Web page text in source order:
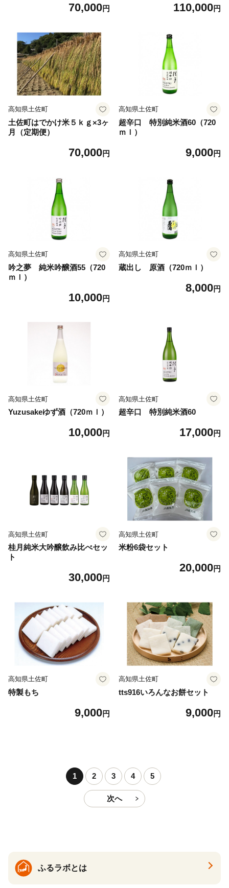
70,000円 110,000円
高知県土佐町
土佐町はでかけ米５ｋｇ×3ヶ
月（定期便）
70,000円
高知県土佐町
超辛口 特別純米酒60（720
ｍｌ）
9,000円
高知県土佐町
吟之夢 純米吟醸酒55（720
ｍｌ）
10,000円
高知県土佐町
蔵出し 原酒（720ｍｌ）
8,000円
高知県土佐町
Yuzusakeゆず酒（720ｍｌ）
10,000円
高知県土佐町
超辛口 特別純米酒60
17,000円
高知県土佐町
桂月純米大吟醸飲み比べセッ
ト
30,000円
高知県土佐町
米粉6袋セット
20,000円
高知県土佐町
特製もち
9,000円
高知県土佐町
tts916いろんなお餅セット
9,000円
1 2 3 4 5
次へ
ふるラボとは